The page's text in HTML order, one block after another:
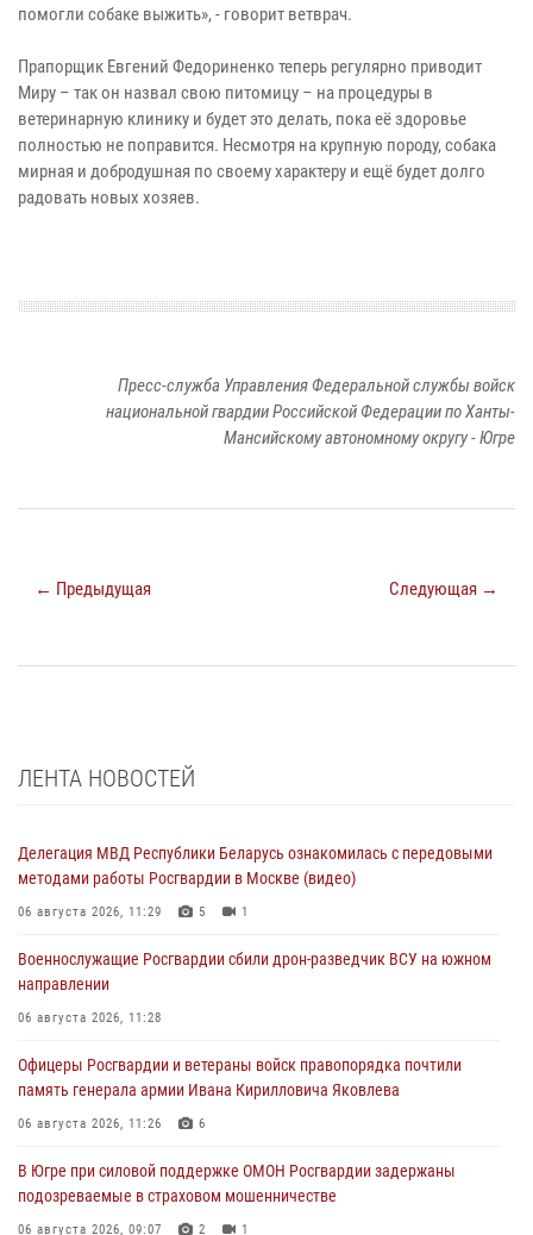
помогли собаке выжить», - говорит ветврач.
Прапорщик Евгений Федориненко теперь регулярно приводит
Миру – так он назвал свою питомицу – на процедуры в
ветеринарную клинику и будет это делать, пока её здоровье
полностью не поправится. Несмотря на крупную породу, собака
мирная и добродушная по своему характеру и ещё будет долго
радовать новых хозяев.
Пресс-служба Управления Федеральной службы войск
национальной гвардии Российской Федерации по Ханты-
Мансийскому автономному округу - Югре
← Предыдущая Следующая →
ЛЕНТА НОВОСТЕЙ
Делегация МВД Республики Беларусь ознакомилась с передовыми
методами работы Росгвардии в Москве (видео)
06 августа 2026, 11:29 5 1
Военнослужащие Росгвардии сбили дрон-разведчик ВСУ на южном
направлении
06 августа 2026, 11:28
Офицеры Росгвардии и ветераны войск правопорядка почтили
память генерала армии Ивана Кирилловича Яковлева
06 августа 2026, 11:26 6
В Югре при силовой поддержке ОМОН Росгвардии задержаны
подозреваемые в страховом мошенничестве
06 августа 2026, 09:07 2 1